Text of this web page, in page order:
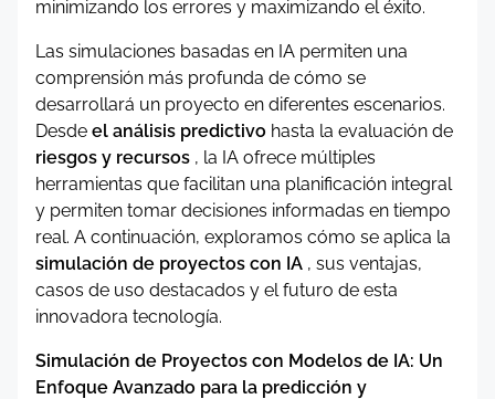
minimizando los errores y maximizando el éxito.
Las simulaciones basadas en IA permiten una
comprensión más profunda de cómo se
desarrollará un proyecto en diferentes escenarios.
Desde el análisis predictivo hasta la evaluación de
riesgos y recursos , la IA ofrece múltiples
herramientas que facilitan una planificación integral
y permiten tomar decisiones informadas en tiempo
real. A continuación, exploramos cómo se aplica la
simulación de proyectos con IA , sus ventajas,
casos de uso destacados y el futuro de esta
innovadora tecnología.
Simulación de Proyectos con Modelos de IA: Un
Enfoque Avanzado para la predicción y